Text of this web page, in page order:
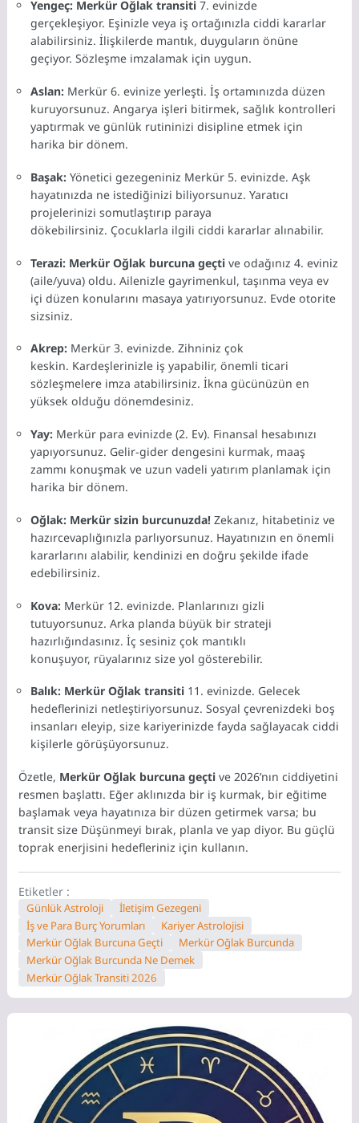
Yengeç: Merkür Oğlak transiti 7. evinizde
gerçekleşiyor. Eşinizle veya iş ortağınızla ciddi kararlar
alabilirsiniz. İlişkilerde mantık, duyguların önüne
geçiyor. Sözleşme imzalamak için uygun.
Aslan: Merkür 6. evinize yerleşti. İş ortamınızda düzen
kuruyorsunuz. Angarya işleri bitirmek, sağlık kontrolleri
yaptırmak ve günlük rutininizi disipline etmek için
harika bir dönem.
Başak: Yönetici gezegeniniz Merkür 5. evinizde. Aşk
hayatınızda ne istediğinizi biliyorsunuz. Yaratıcı
projelerinizi somutlaştırıp paraya
dökebilirsiniz. Çocuklarla ilgili ciddi kararlar alınabilir.
Terazi: Merkür Oğlak burcuna geçti ve odağınız 4. eviniz
(aile/yuva) oldu. Ailenizle gayrimenkul, taşınma veya ev
içi düzen konularını masaya yatırıyorsunuz. Evde otorite
sizsiniz.
Akrep: Merkür 3. evinizde. Zihniniz çok
keskin. Kardeşlerinizle iş yapabilir, önemli ticari
sözleşmelere imza atabilirsiniz. İkna gücünüzün en
yüksek olduğu dönemdesiniz.
Yay: Merkür para evinizde (2. Ev). Finansal hesabınızı
yapıyorsunuz. Gelir-gider dengesini kurmak, maaş
zammı konuşmak ve uzun vadeli yatırım planlamak için
harika bir dönem.
Oğlak: Merkür sizin burcunuzda! Zekanız, hitabetiniz ve
hazırcevaplığınızla parlıyorsunuz. Hayatınızın en önemli
kararlarını alabilir, kendinizi en doğru şekilde ifade
edebilirsiniz.
Kova: Merkür 12. evinizde. Planlarınızı gizli
tutuyorsunuz. Arka planda büyük bir strateji
hazırlığındasınız. İç sesiniz çok mantıklı
konuşuyor, rüyalarınız size yol gösterebilir.
Balık: Merkür Oğlak transiti 11. evinizde. Gelecek
hedeflerinizi netleştiriyorsunuz. Sosyal çevrenizdeki boş
insanları eleyip, size kariyerinizde fayda sağlayacak ciddi
kişilerle görüşüyorsunuz.
Özetle, Merkür Oğlak burcuna geçti ve 2026’nın ciddiyetini
resmen başlattı. Eğer aklınızda bir iş kurmak, bir eğitime
başlamak veya hayatınıza bir düzen getirmek varsa; bu
transit size Düşünmeyi bırak, planla ve yap diyor. Bu güçlü
toprak enerjisini hedefleriniz için kullanın.
Etiketler :
Günlük Astroloji
İletişim Gezegeni
İş ve Para Burç Yorumları
Kariyer Astrolojisi
Merkür Oğlak Burcuna Geçti
Merkür Oğlak Burcunda
Merkür Oğlak Burcunda Ne Demek
Merkür Oğlak Transiti 2026